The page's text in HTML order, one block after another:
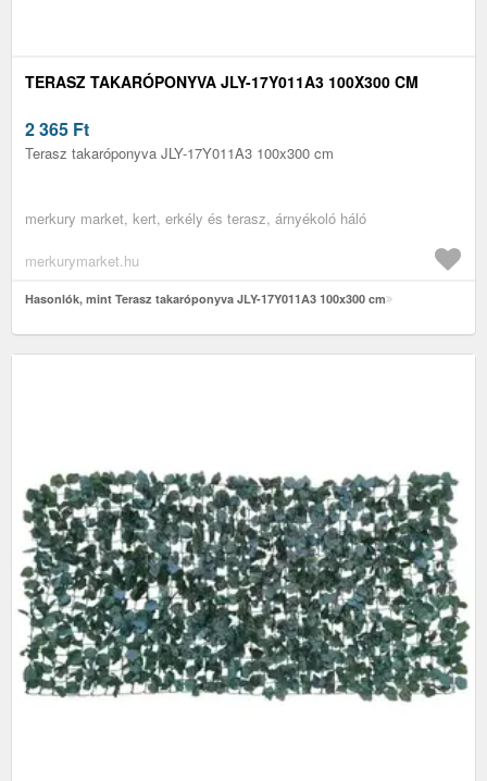
TERASZ TAKARÓPONYVA JLY-17Y011A3 100X300 CM
2 365 Ft
Terasz takaróponyva JLY-17Y011A3 100x300 cm
merkury market, kert, erkély és terasz, árnyékoló háló
merkurymarket.hu
Hasonlók, mint Terasz takaróponyva JLY-17Y011A3 100x300 cm